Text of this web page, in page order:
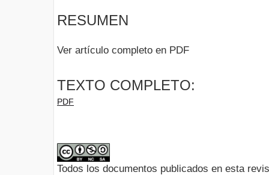
RESUMEN
Ver artículo completo en PDF
TEXTO COMPLETO:
PDF
Todos los documentos publicados en esta